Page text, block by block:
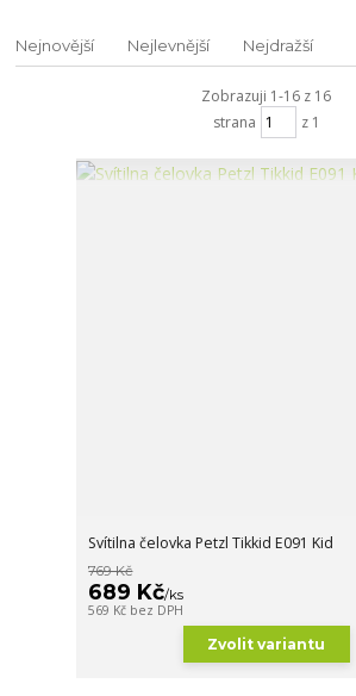
Nejnovější Nejlevnější Nejdražší
Zobrazuji 1-16 z 16
strana
z 1
Svítilna čelovka Petzl Tikkid E091 Kid
769 Kč
689 Kč/ks
569 Kč bez DPH
Zvolit variantu